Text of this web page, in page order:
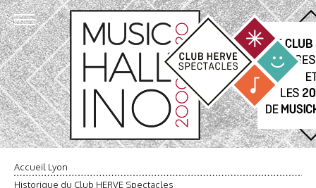
Accueil Lyon
Historique du Club HERVE Spectacles